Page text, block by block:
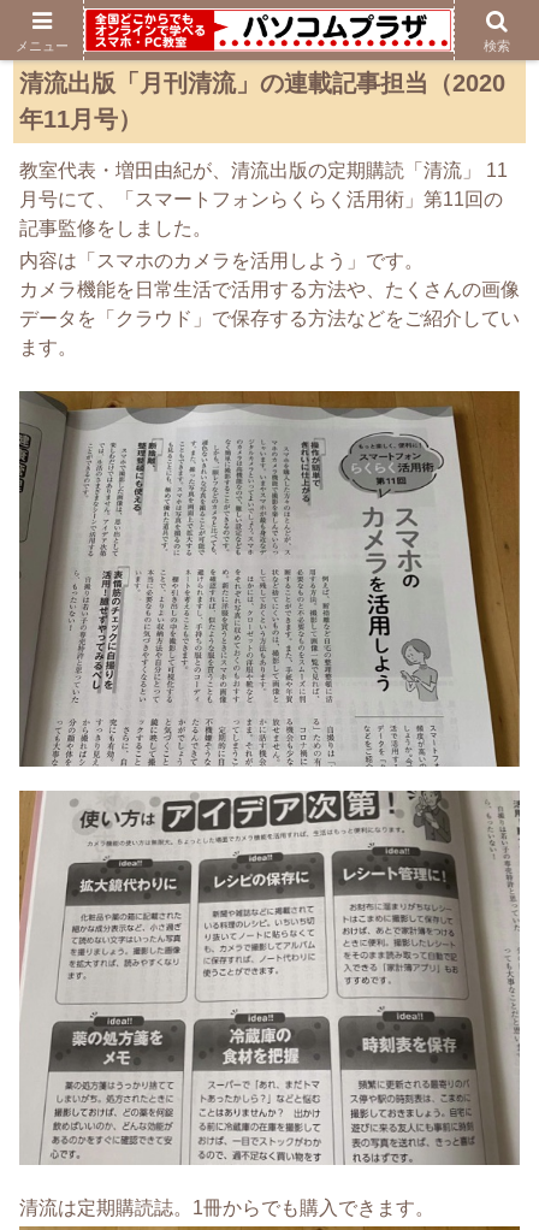
清流出版「月刊清流」の連載記事担当（2020
年11月号）
教室代表・増田由紀が、清流出版の定期購読「清流」
11
月号にて、「スマートフォンらくらく活用術」第11回の
記事監修をしました。
内容は「スマホのカメラを活用しよう」 です。
カメラ機能を日常生活で活用する方法や、たくさんの画像
データを「クラウド」で保存する方法などをご紹介してい
ます。
清流は定期購読誌。1冊からでも購入できます。
メニュー 検索